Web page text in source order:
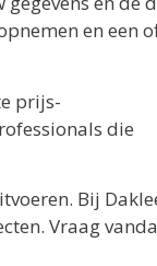
en een
prijs-
die
Bij
Vraag